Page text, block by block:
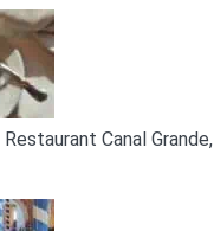
Canal Grande,